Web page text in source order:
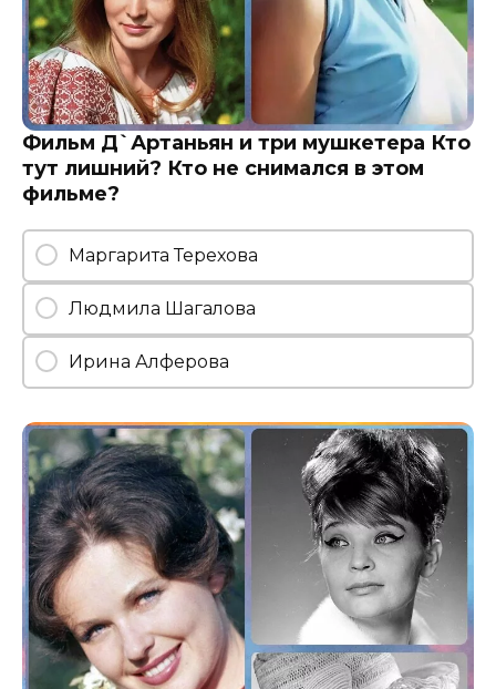
Фильм Д`Артаньян и три мушкетера Кто
тут лишний? Кто не снимался в этом
фильме?
Маргарита Терехова
Людмила Шагалова
Ирина Алферова